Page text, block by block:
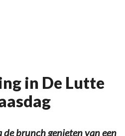
in De Lutte
de brunch genieten van een